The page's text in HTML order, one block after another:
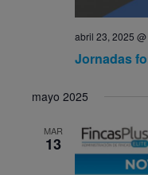
abril 23, 2025
Jornadas
mayo 2025
MAR
13